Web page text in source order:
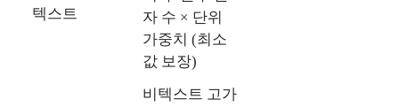
텍스트
자 수 × 단위
가중치 (최소
값 보장)
비텍스트 고가